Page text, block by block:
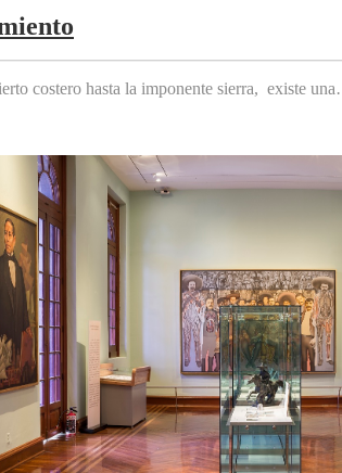
costero hasta la imponente sierra, existe